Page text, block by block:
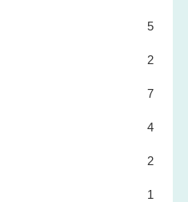
5
2
7
4
2
1